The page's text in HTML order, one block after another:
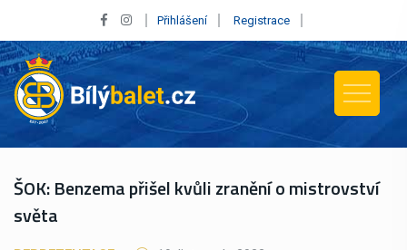
Přihlášení Registrace
ŠOK: Benzema přišel kvůli zranění o mistrovství
světa